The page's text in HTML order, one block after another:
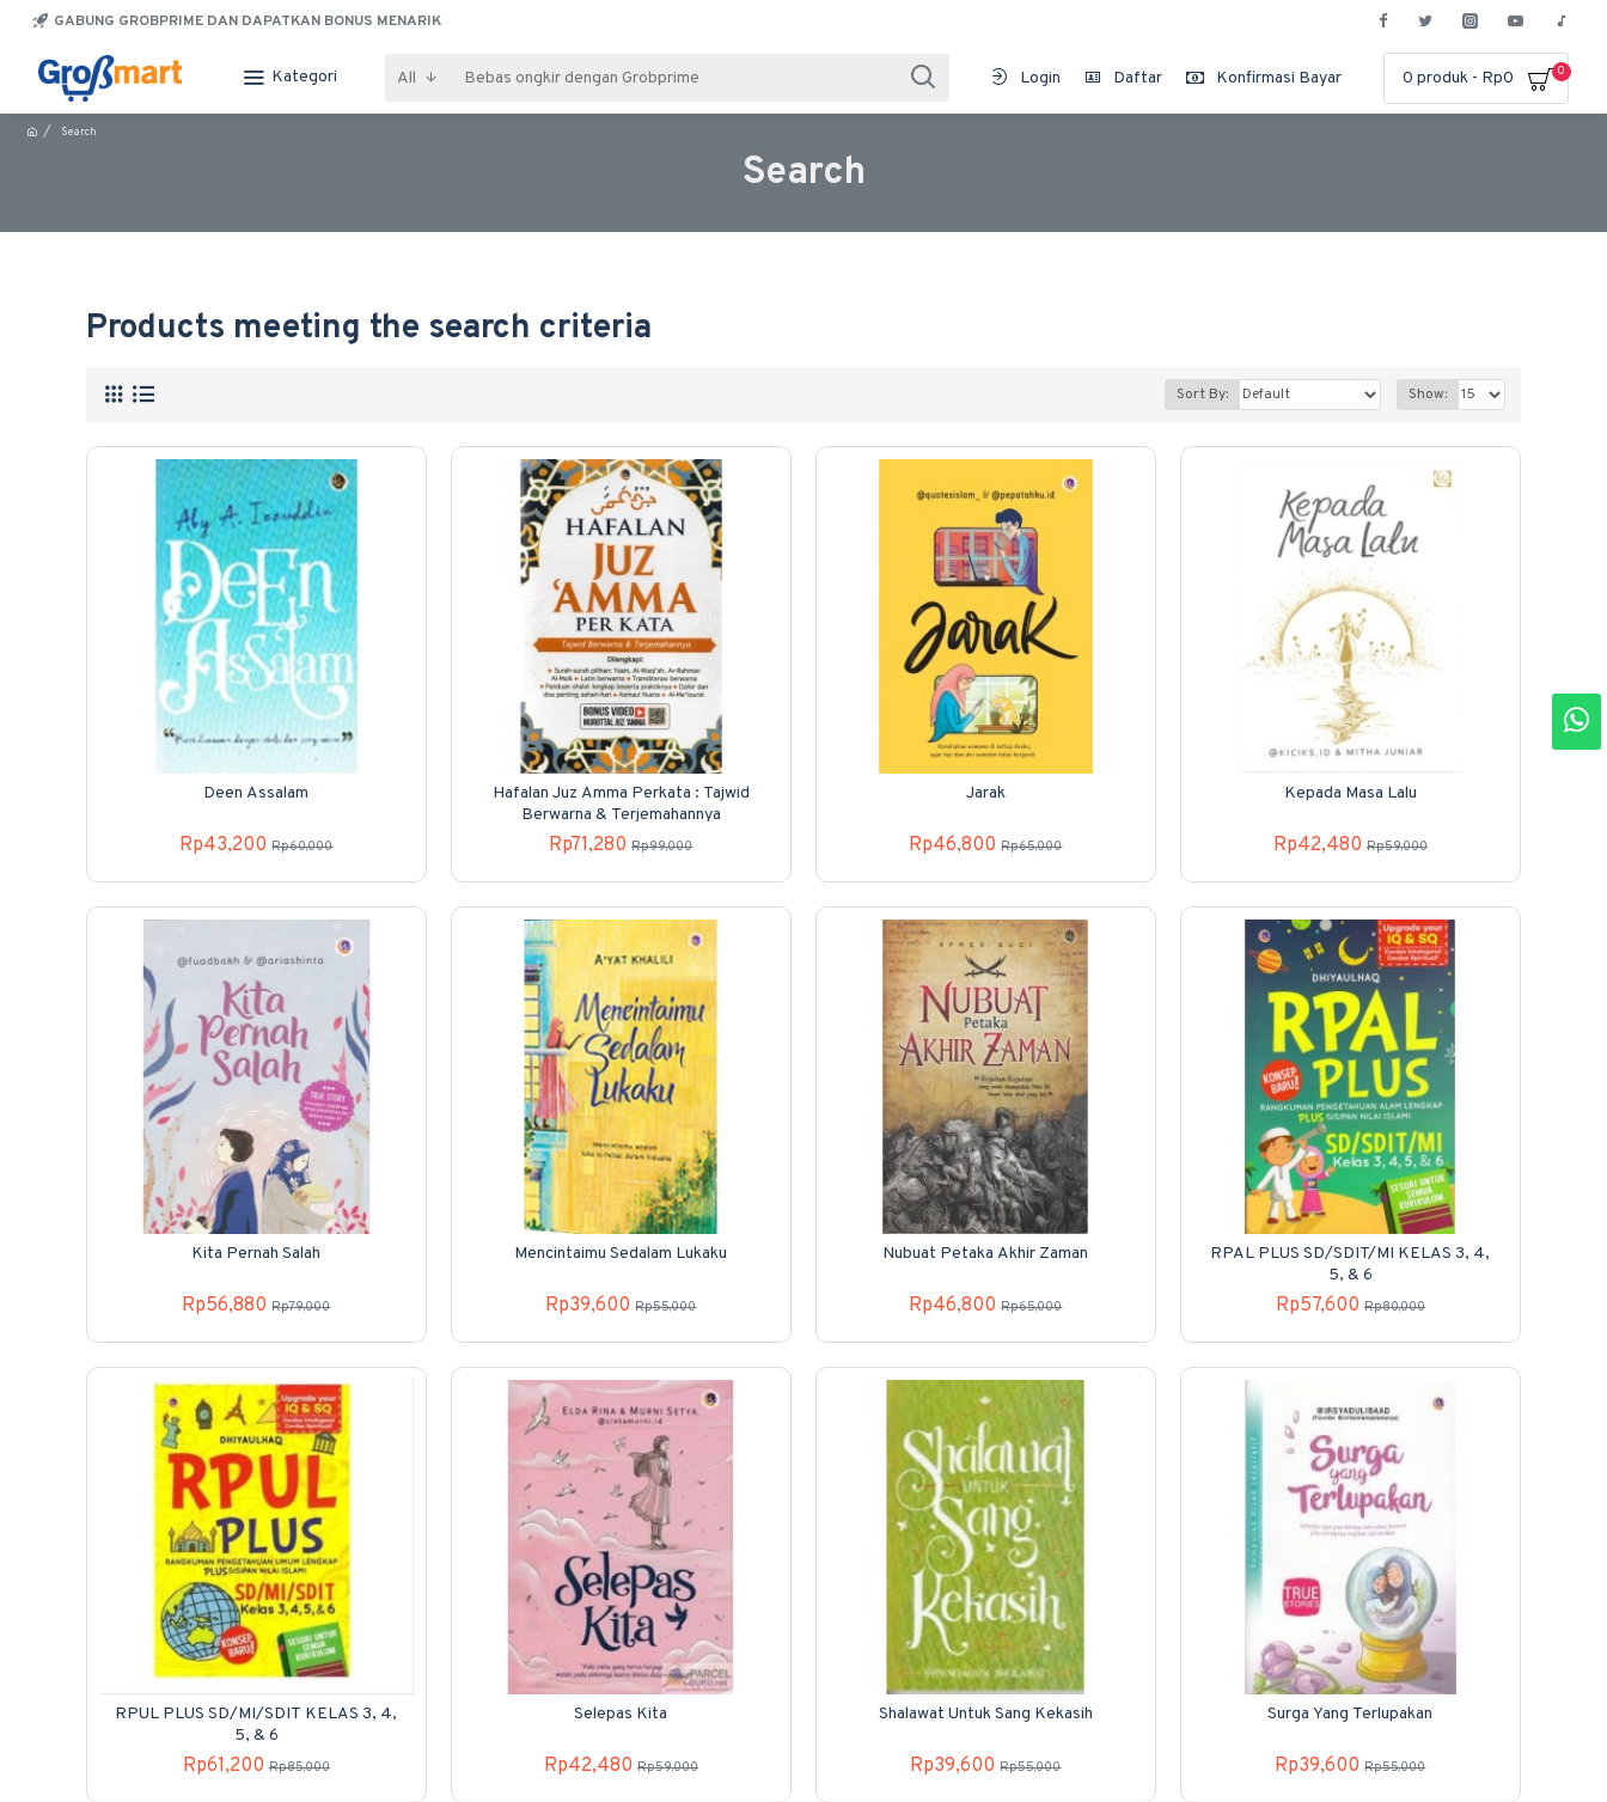
GABUNG GROBPRIME DAN DAPATKAN BONUS MENARIK
Kategori All Login Daftar Konfirmasi Bayar 0 produk - Rp0 0
Search
Search
Products meeting the search criteria
Sort By: Show:
Deen Assalam
Rp43,200 Rp60,000
Hafalan Juz Amma Perkata : Tajwid
Berwarna & Terjemahannya
Rp71,280 Rp99,000
Jarak
Rp46,800 Rp65,000
Kepada Masa Lalu
Rp42,480 Rp59,000
Kita Pernah Salah
Rp56,880 Rp79,000
Mencintaimu Sedalam Lukaku
Rp39,600 Rp55,000
Nubuat Petaka Akhir Zaman
Rp46,800 Rp65,000
RPAL PLUS SD/SDIT/MI KELAS 3, 4,
5, & 6
Rp57,600 Rp80,000
RPUL PLUS SD/MI/SDIT KELAS 3, 4,
5, & 6
Rp61,200 Rp85,000
Selepas Kita
Rp42,480 Rp59,000
Shalawat Untuk Sang Kekasih
Rp39,600 Rp55,000
Surga Yang Terlupakan
Rp39,600 Rp55,000